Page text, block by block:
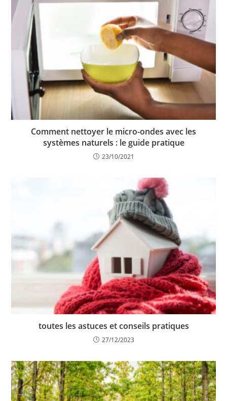
Comment nettoyer le micro-ondes avec les
systèmes naturels : le guide pratique
23/10/2021
toutes les astuces et conseils pratiques
27/12/2023